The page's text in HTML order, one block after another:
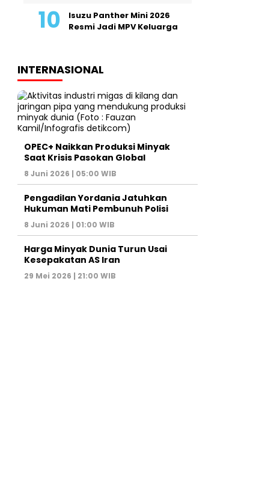
Isuzu Panther Mini 2026
Resmi Jadi MPV Keluarga
INTERNASIONAL
OPEC+ Naikkan Produksi Minyak
Saat Krisis Pasokan Global
8 Juni 2026 | 05:00 WIB
Pengadilan Yordania Jatuhkan
Hukuman Mati Pembunuh Polisi
8 Juni 2026 | 01:00 WIB
Harga Minyak Dunia Turun Usai
Kesepakatan AS Iran
29 Mei 2026 | 21:00 WIB